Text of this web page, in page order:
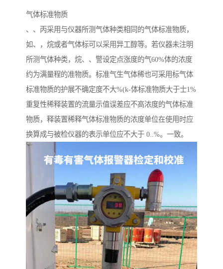
气体标准物质
、、丙采用与仪器所测气体种类相同的气体标准物质，
如、，烷或者气体标可以采用异工醇等。若仪器未注明
所测气体种类，烷、、警设定点涨度的气60%体的浓度
约为满量程的准物质。标准气生气体稀也可采用标气体
标准物质的护展不确定度不大%(k-体标准物质大于士1%
重复性稀释装置的流量示值误差应不高浓度的气体标准
物质，释装置稀释气体标准物质的浓度单位在使用时应
换算成与被检仪器的表示单位应不大于 0..%。一致。